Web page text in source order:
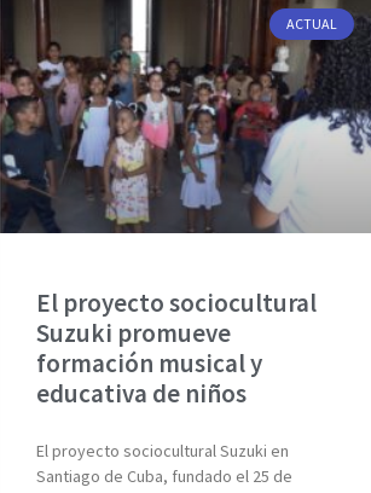
ACTUAL
El proyecto sociocultural
Suzuki promueve
formación musical y
educativa de niños
El proyecto sociocultural Suzuki en
Santiago de Cuba, fundado el 25 de